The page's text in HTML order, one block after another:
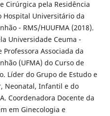
Cirúrgica pela Residência
Universitário da
- RMS/HUUFMA (2018).
Universidade Ceuma -
Professora Associada da
(UFMA) do Curso de
Líder do Grupo de Estudo e
Neonatal, Infantil e do
Coordenadora Docente da
em Ginecologia e